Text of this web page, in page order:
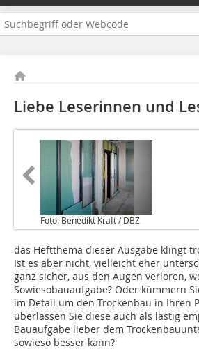
Liebe Leserinnen und
Foto: Benedikt Kraft / DBZ
das Heftthema dieser Ausgabe klingt
Ist es aber nicht, vielleicht eher
ganz sicher, aus den Augen verloren,
Sowiesobauaufgabe? Oder kümmern
im Detail um den Trockenbau in Ihren
überlassen Sie diese auch als lästig
Bauaufgabe lieber dem
sowieso besser kann?